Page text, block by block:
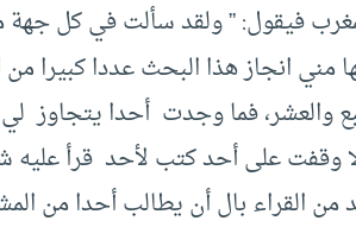
فيقول: ” ولقد سألت في كل
انجاز هذا البحث عددا كبيرا من
والعشر، فما وجدت أحدا يتجاوز
على أحد كتب لأحد قرأ عليه
القراء بال أن يطالب أحدا من